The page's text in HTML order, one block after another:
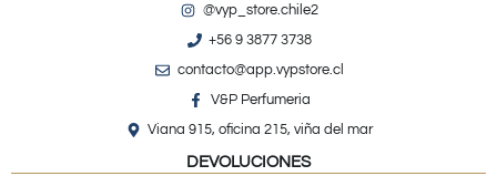
@vyp_store.chile2
+56 9 3877 3738
contacto@app.vypstore.cl
V&P Perfumeria
Viana 915, oficina 215, viña del mar
DEVOLUCIONES